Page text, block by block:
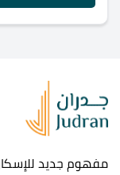
مفهوم جديد